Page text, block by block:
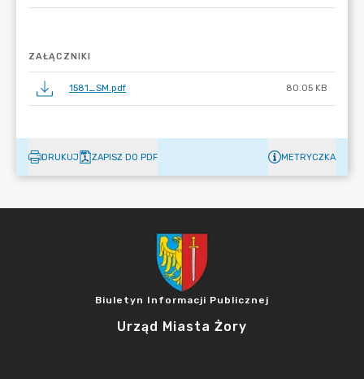
ZAŁĄCZNIKI
1581_SM.pdf 80.05 KB
DRUKUJ ZAPISZ DO PDF METRYCZKA
Biuletyn Informacji Publicznej
Urząd Miasta Żory